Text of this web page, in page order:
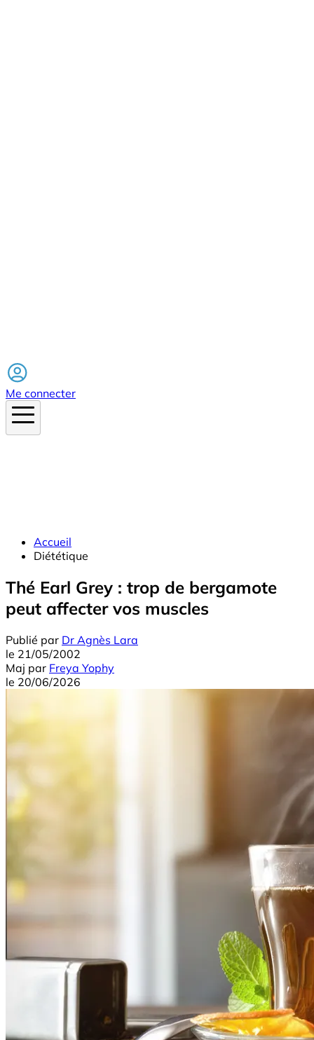
Me connecter
Accueil
Diététique
Thé Earl Grey : trop de bergamote
peut affecter vos muscles
Publié par Dr Agnès Lara
le 21/05/2002
Maj par Freya Yophy
le 20/06/2026